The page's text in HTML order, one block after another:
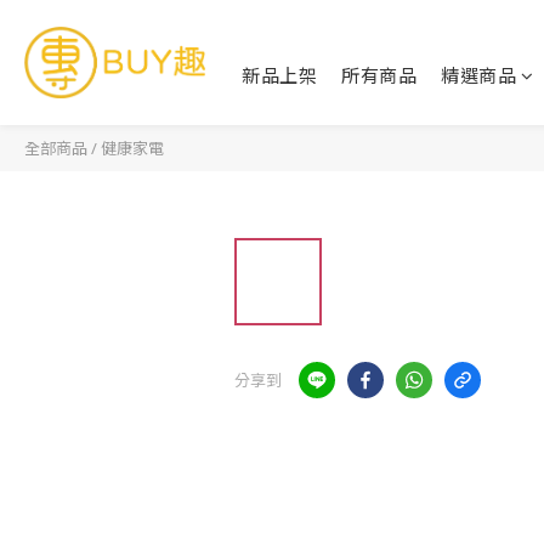
新品上架 所有商品 精選商品
全部商品 /健康家電
分享到